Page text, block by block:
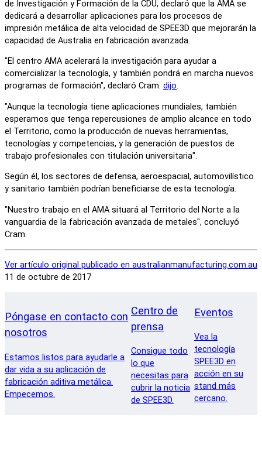
de Investigación y Formación de la CDU, declaró que la AMA se
dedicará a desarrollar aplicaciones para los procesos de
impresión metálica de alta velocidad de SPEE3D que mejorarán la
capacidad de Australia en fabricación avanzada.
"El centro AMA acelerará la investigación para ayudar a
comercializar la tecnología, y también pondrá en marcha nuevos
programas de formación", declaró Cram. dijo.
"Aunque la tecnología tiene aplicaciones mundiales, también
esperamos que tenga repercusiones de amplio alcance en todo
el Territorio, como la producción de nuevas herramientas,
tecnologías y competencias, y la generación de puestos de
trabajo profesionales con titulación universitaria".
Según él, los sectores de defensa, aeroespacial, automovilístico
y sanitario también podrían beneficiarse de esta tecnología.
"Nuestro trabajo en el AMA situará al Territorio del Norte a la
vanguardia de la fabricación avanzada de metales", concluyó
Cram.
Ver artículo original publicado en australianmanufacturing.com.au
11 de octubre de 2017
Póngase en contacto con
nosotros
Estamos listos para ayudarle a
dar vida a su aplicación de
fabricación aditiva metálica.
Empecemos.
Centro de
prensa
Consigue todo
lo que
necesitas para
cubrir la noticia
de SPEE3D.
Eventos
Vea la
tecnología
SPEE3D en
acción en su
stand más
cercano.